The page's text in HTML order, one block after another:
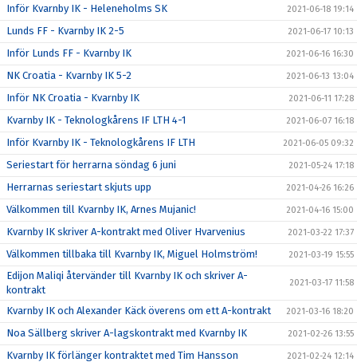
Inför Kvarnby IK - Heleneholms SK 2021-06-18 19:14
Lunds FF - Kvarnby IK 2-5 2021-06-17 10:13
Inför Lunds FF - Kvarnby IK 2021-06-16 16:30
NK Croatia - Kvarnby IK 5-2 2021-06-13 13:04
Inför NK Croatia - Kvarnby IK 2021-06-11 17:28
Kvarnby IK - Teknologkårens IF LTH 4-1 2021-06-07 16:18
Inför Kvarnby IK - Teknologkårens IF LTH 2021-06-05 09:32
Seriestart för herrarna söndag 6 juni 2021-05-24 17:18
Herrarnas seriestart skjuts upp 2021-04-26 16:26
Välkommen till Kvarnby IK, Arnes Mujanic! 2021-04-16 15:00
Kvarnby IK skriver A-kontrakt med Oliver Hvarvenius 2021-03-22 17:37
Välkommen tillbaka till Kvarnby IK, Miguel Holmström! 2021-03-19 15:55
Edijon Maliqi återvänder till Kvarnby IK och skriver A-
kontrakt
2021-03-17 11:58
Kvarnby IK och Alexander Käck överens om ett A-kontrakt 2021-03-16 18:20
Noa Sällberg skriver A-lagskontrakt med Kvarnby IK 2021-02-26 13:55
Kvarnby IK förlänger kontraktet med Tim Hansson 2021-02-24 12:14